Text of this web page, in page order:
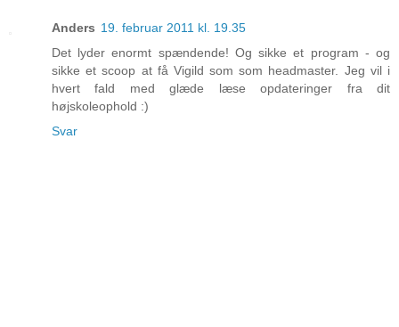
Anders 19. februar 2011 kl. 19.35
Det lyder enormt spændende! Og sikke et program - og
sikke et scoop at få Vigild som som headmaster. Jeg vil i
hvert fald med glæde læse opdateringer fra dit
højskoleophold :)
Svar